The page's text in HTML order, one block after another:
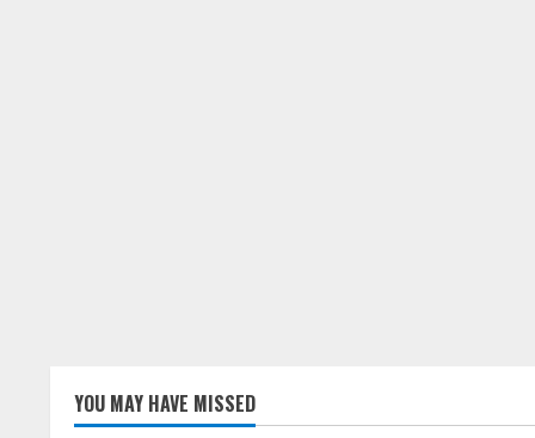
YOU MAY HAVE MISSED